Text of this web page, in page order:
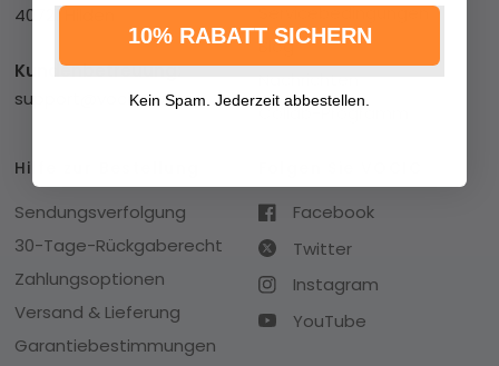
40721 Hilden
Kundenbetreuung:
support@vocic.eu
Servicebedingungen
Blog
Collab-Programm
Hilfe zur Bestellung
Sendungsverfolgung
30-Tage-Rückgaberecht
Zahlungsoptionen
Versand & Lieferung
Garantiebestimmungen
Facebook
Twitter
Instagram
YouTube
10% RABATT SICHERN
Kein Spam. Jederzeit abbestellen.